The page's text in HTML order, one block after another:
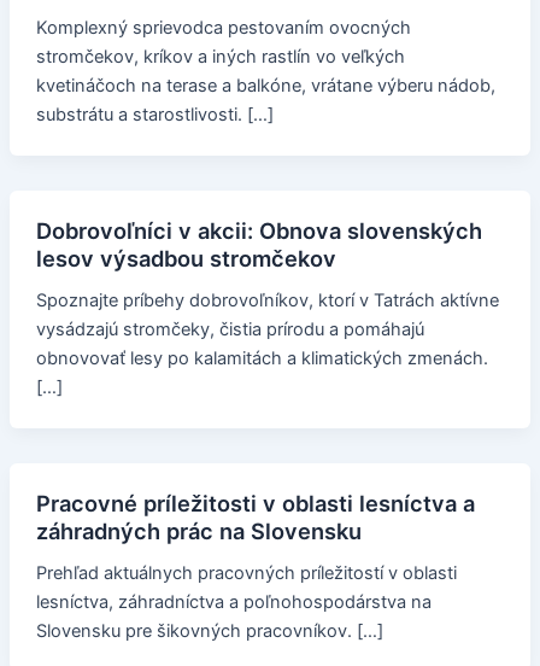
Komplexný sprievodca pestovaním ovocných
stromčekov, kríkov a iných rastlín vo veľkých
kvetináčoch na terase a balkóne, vrátane výberu nádob,
substrátu a starostlivosti. […]
Dobrovoľníci v akcii: Obnova slovenských
lesov výsadbou stromčekov
Spoznajte príbehy dobrovoľníkov, ktorí v Tatrách aktívne
vysádzajú stromčeky, čistia prírodu a pomáhajú
obnovovať lesy po kalamitách a klimatických zmenách.
[…]
Pracovné príležitosti v oblasti lesníctva a
záhradných prác na Slovensku
Prehľad aktuálnych pracovných príležitostí v oblasti
lesníctva, záhradníctva a poľnohospodárstva na
Slovensku pre šikovných pracovníkov. […]